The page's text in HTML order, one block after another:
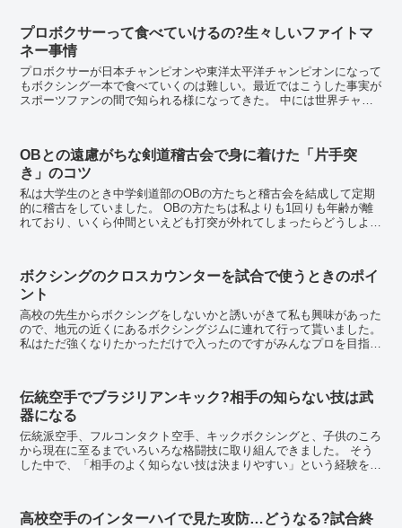
プロボクサーって食べていけるの?生々しいファイトマ
ネー事情
プロボクサーが日本チャンピオンや東洋太平洋チャンピオンになって
もボクシング一本で食べていくのは難しい。最近ではこうした事実が
スポーツファンの間で知られる様になってきた。 中には世界チャン
OBとの遠慮がちな剣道稽古会で身に着けた「片手突
き」のコツ
私は大学生のとき中学剣道部のOBの方たちと稽古会を結成して定期
的に稽古をしていました。 OBの方たちは私よりも1回りも年齢が離
れており、いくら仲間といえども打突が外れてしまったらどうしよう
ボクシングのクロスカウンターを試合で使うときのポイ
ント
高校の先生からボクシングをしないかと誘いがきて私も興味があった
ので、地元の近くにあるボクシングジムに連れて行って貰いました。
私はただ強くなりたかっただけで入ったのですがみんなプロを目指し
伝統空手でブラジリアンキック?相手の知らない技は武
器になる
伝統派空手、フルコンタクト空手、キックボクシングと、子供のころ
から現在に至るまでいろいろな格闘技に取り組んできました。 そう
した中で、「相手のよく知らない技は決まりやすい」という経験を何
高校空手のインターハイで見た攻防…どうなる?試合終